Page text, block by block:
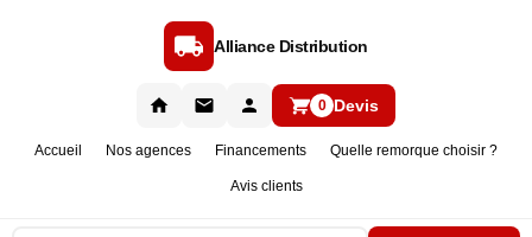
Alliance Distribution
Accueil Nos agences Financements Quelle remorque choisir ?
Avis clients
0 Devis